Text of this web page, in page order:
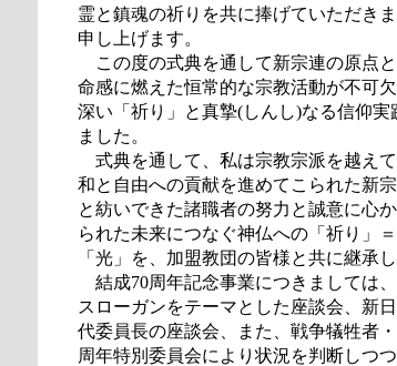
霊と鎮魂の祈りを共に捧げていただき
申し上げます。
この度の式典を通して新宗連の原点
命感に燃えた恒常的な宗教活動が不可
深い「祈り」と真摯(しんし)なる信仰
ました。
式典を通して、私は宗教宗派を越え
和と自由への貢献を進めてこられた新
と紡いできた諸職者の努力と誠意に心
られた未来につなぐ神仏への「祈り」
「光」を、加盟教団の皆様と共に継承
結成70周年記念事業につきましては
スローガンをテーマとした座談会、新
代委員長の座談会、また、戦争犠牲者
周年特別委員会により状況を判断しつ